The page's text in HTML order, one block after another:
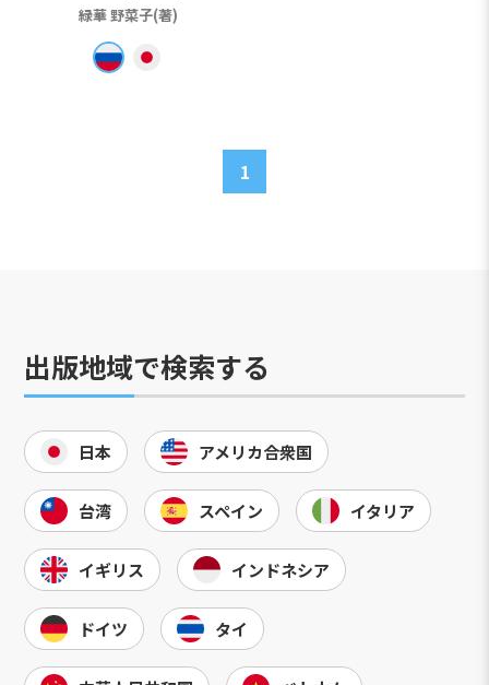
緑華 野菜子(著)
1
出版地域で検索する
日本 アメリカ合衆国
台湾 スペイン イタリア
イギリス インドネシア
ドイツ タイ